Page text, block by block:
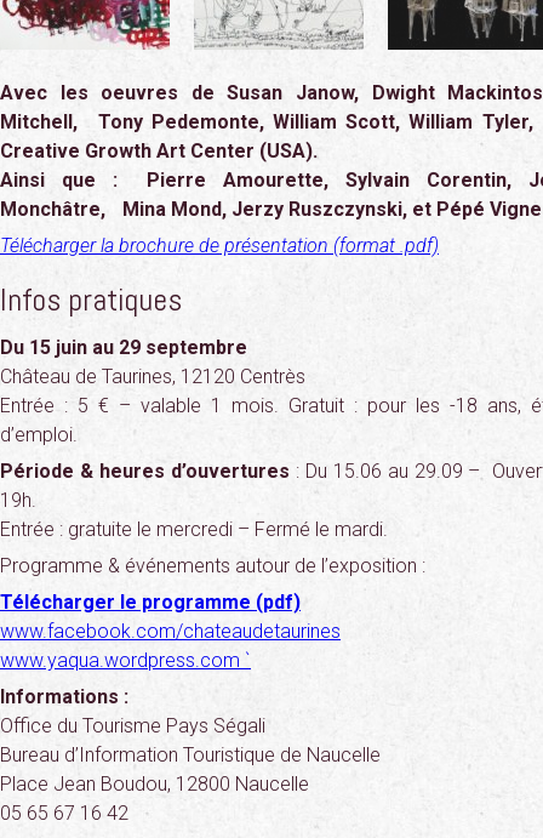
Avec les oeuvres de Susan Janow, Dwight
Mitchell, Tony Pedemonte, William Scott, William
Creative Growth Art Center (USA).
Ainsi que : Pierre Amourette, Sylvain Corentin,
Monchâtre, Mina Mond, Jerzy Ruszczynski, et Pépé
Télécharger la brochure de présentation (format .pdf)
Infos pratiques
Du 15 juin au 29 septembre
Château de Taurines, 12120 Centrès
Entrée : 5 € – valable 1 mois. Gratuit : pour les -18 ans,
d’emploi.
Période & heures d’ouvertures : Du 15.06 au 29.09 –
19h.
Entrée : gratuite le mercredi – Fermé le mardi.
Programme & événements autour de l’exposition :
Télécharger le programme (pdf)
www.facebook.com/chateaudetaurines
www.yaqua.wordpress.com `
Informations :
Office du Tourisme Pays Ségali
Bureau d’Information Touristique de Naucelle
Place Jean Boudou, 12800 Naucelle
05 65 67 16 42